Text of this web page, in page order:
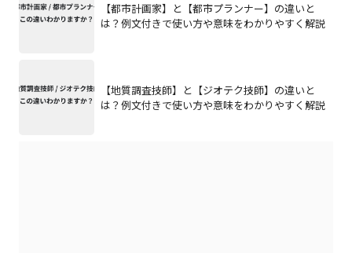
【都市計画家】と【都市プランナー】の違いと
は？例文付きで使い方や意味をわかりやすく解説
【地質調査技師】と【ジオテク技師】の違いと
は？例文付きで使い方や意味をわかりやすく解説